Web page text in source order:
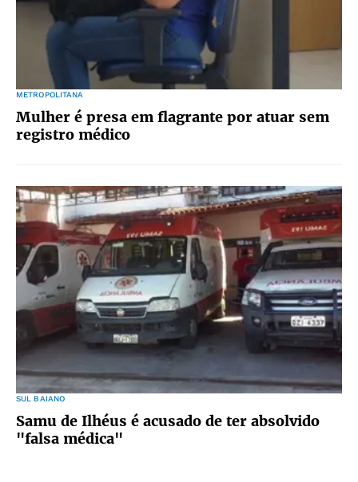
METROPOLITANA
Mulher é presa em flagrante por atuar sem
registro médico
SUL BAIANO
Samu de Ilhéus é acusado de ter absolvido
"falsa médica"